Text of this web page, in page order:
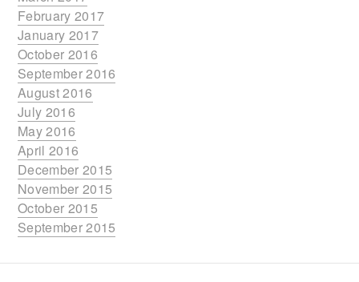
February 2017
January 2017
October 2016
September 2016
August 2016
July 2016
May 2016
April 2016
December 2015
November 2015
October 2015
September 2015